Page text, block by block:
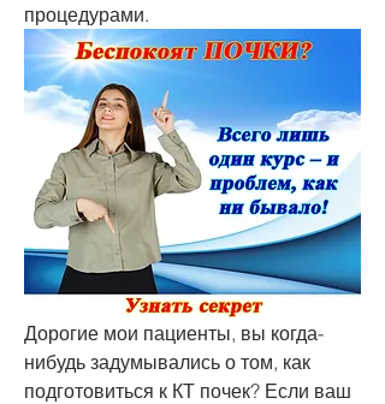
процедурами.
Дорогие мои пациенты, вы когда-
нибудь задумывались о том, как
подготовиться к КТ почек? Если ваш